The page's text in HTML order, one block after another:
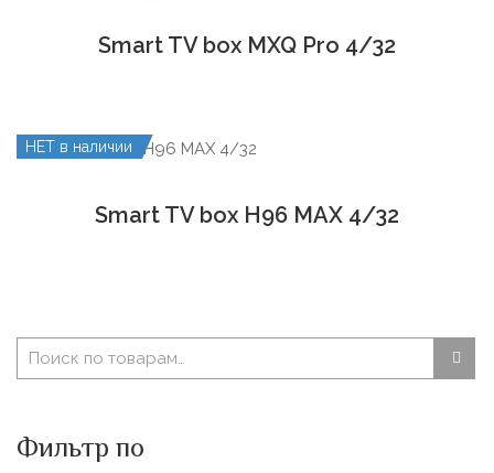
Smart TV box MXQ Pro 4/32
НЕТ в наличии
Smart TV box H96 MAX 4/32
Фильтр по